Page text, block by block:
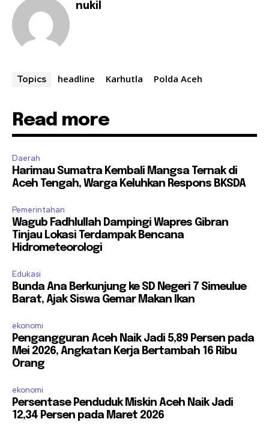
nukil
Topics headline Karhutla Polda Aceh
Read more
Daerah
Harimau Sumatra Kembali Mangsa Ternak di
Aceh Tengah, Warga Keluhkan Respons BKSDA
Pemerintahan
Wagub Fadhlullah Dampingi Wapres Gibran
Tinjau Lokasi Terdampak Bencana
Hidrometeorologi
Edukasi
Bunda Ana Berkunjung ke SD Negeri 7 Simeulue
Barat, Ajak Siswa Gemar Makan Ikan
ekonomi
Pengangguran Aceh Naik Jadi 5,89 Persen pada
Mei 2026, Angkatan Kerja Bertambah 16 Ribu
Orang
ekonomi
Persentase Penduduk Miskin Aceh Naik Jadi
12,34 Persen pada Maret 2026